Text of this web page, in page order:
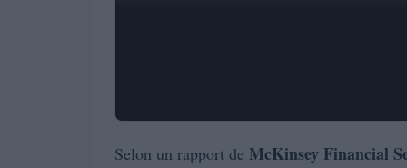
Selon un rapport de McKinsey Financial